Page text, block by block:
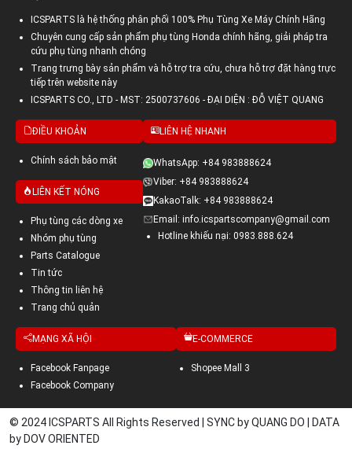
ICSPARTS là hệ thống phân phối 100% Phụ Tùng Xe Máy Chính Hãng
Chuyên cung cấp sản phẩm phụ tùng Honda chính hãng, giải pháp tra
cứu phụ tùng nhanh chóng
Trang trưng bày sản phẩm và hỗ trợ tra cứu, chưa hỗ trợ đặt hàng trực
tiếp trên website này
ICSPARTS CO., LTD - MST: 2500737606 - ĐẠI DIỆN : ĐỖ VIỆT QUANG
ĐIỀU KHOẢN
Chính sách bảo mật
LIÊN KẾT NÓNG
Phụ tùng các dòng xe
Nhóm phụ tùng
Parts Catalogue
Tin tức
Thông tin liên hệ
Trang chủ quản
LIÊN HỆ NHANH
WhatsApp: +84 983888624
Viber: +84 983888624
KakaoTalk: +84 983888624
Email: info.icspartscompany@gmail.com
Hotline khiếu nại: 0983.888.624
MẠNG XÃ HỘI
Facebook Fanpage
Facebook Company
E-COMMERCE
Shopee Mall 3
© 2024 ICSPARTS All Rights Reserved | SYNC by QUANG DO | DATA
by DOV ORIENTED